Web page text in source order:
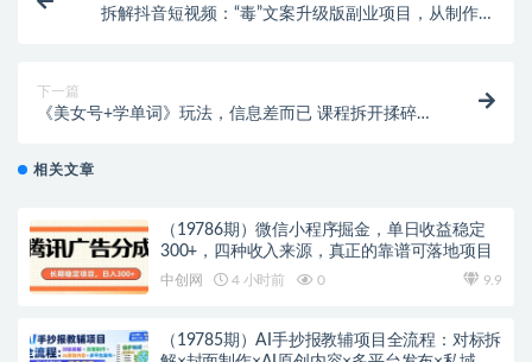
拆解抖音短视频：“毒”文案升级版副业项目，从制作到
下一篇
《美女号+学单词》玩法，信息差而已 课程拆开揉碎了
相关文章
（19786期）微信小程序掘金，单日收益稳定
300+，四种收入来源，真正的靠谱可落地项目
中创网 4 小时前 0 9.9
（19785期）AI手抄报教辅项目全流程：对标拆